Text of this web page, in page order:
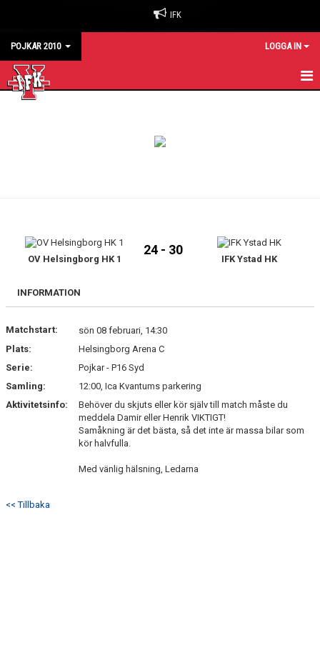
IFK
POJKAR 2010 LOGGA IN
OV Helsingborg HK 1
24 - 30
IFK Ystad HK
INFORMATION
Matchstart:
sön 08 februari, 14:30
Plats:
Helsingborg Arena C
Serie:
Pojkar - P16 Syd
Samling:
12:00, Ica Kvantums parkering
Aktivitetsinfo:
Behöver du skjuts eller kör själv till match måste du
meddela Damir eller Henrik VIKTIGT!
Samåkning är det bästa, så det inte är massa bilar som
kör halvfulla.
Med vänlig hälsning, Ledarna
<< Tillbaka